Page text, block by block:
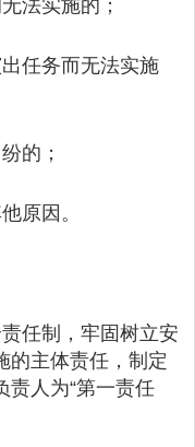
法实施的；
任务而无法实施
的；
原因。
任制，牢固树立安
的主体责任，制定
责人为“第一责任